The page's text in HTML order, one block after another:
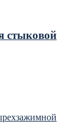
стыковой